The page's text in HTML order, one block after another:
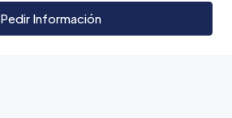
Pedir Información